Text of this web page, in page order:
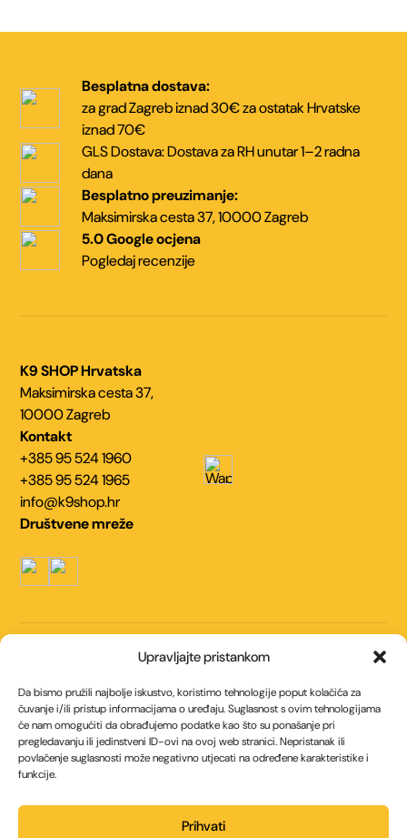
Upravljajte pristankom
Da bismo pružili najbolje iskustvo, koristimo tehnologije poput kolačića za
čuvanje i/ili pristup informacijama o uređaju. Suglasnost s ovim tehnologijama
će nam omogućiti da obrađujemo podatke kao što su ponašanje pri
pregledavanju ili jedinstveni ID-ovi na ovoj web stranici. Nepristanak ili
povlačenje suglasnosti može negativno utjecati na određene karakteristike i
funkcije.
Prihvati
Besplatna dostava:
za grad Zagreb iznad 30€za ostatak Hrvatske
iznad 70€
GLS Dostava:Dostava za RH unutar1–2 radna
dana
Besplatno preuzimanje:
Maksimirska cesta 37,10000 Zagreb
5.0 Google ocjena
Pogledaj recenzije
K9 SHOP Hrvatska
Maksimirska cesta 37,
10000 Zagreb
Kontakt
+385 95 524 1960
+385 95 524 1965
info@k9shop.hr
Uvjeti korištenja
Politika kolačića (EU)
Politika privatnosti
Načini plaćanja
Društvene mreže